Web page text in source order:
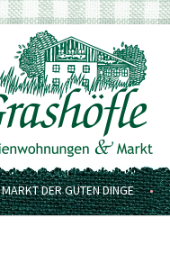
MARKT DER GUTEN DINGE